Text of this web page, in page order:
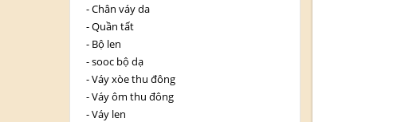
-Chân váy da
-Quần tất
- Bộ len
-sooc bộ dạ
-Váy xòe thu đông
-Váy ôm thu đông
-Váy len